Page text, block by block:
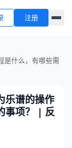
注册
是什么，有哪些需
乐谱的操作
事项？ | 反